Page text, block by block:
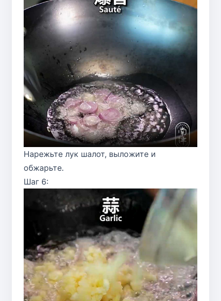
Нарежьте лук шалот, выложите и
обжарьте.
Шаг 6: